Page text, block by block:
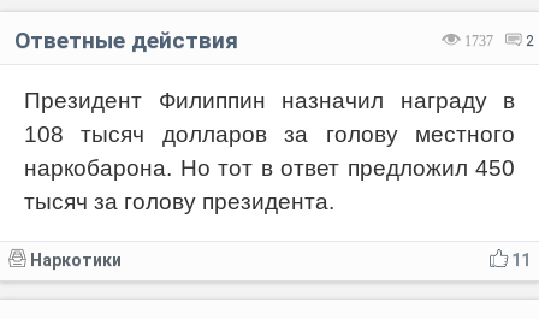
1737 2
Ответные действия
Президент Филиппин назначил награду в
108 тысяч долларов за голову местного
наркобарона. Но тот в ответ предложил 450
тысяч за голову президента.
11
Наркотики